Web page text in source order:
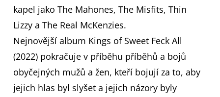
kapel jako The Mahones, The Misfits, Thin
Lizzy a The Real McKenzies.
Nejnovější album Kings of Sweet Feck All
(2022) pokračuje v příběhu příběhů a bojů
obyčejných mužů a žen, kteří bojují za to, aby
jejich hlas byl slyšet a jejich názory byly